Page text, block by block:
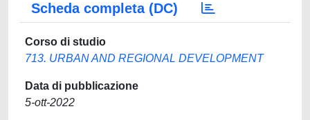
Scheda completa (DC)
Corso di studio
713. URBAN AND REGIONAL DEVELOPMENT
Data di pubblicazione
5-ott-2022